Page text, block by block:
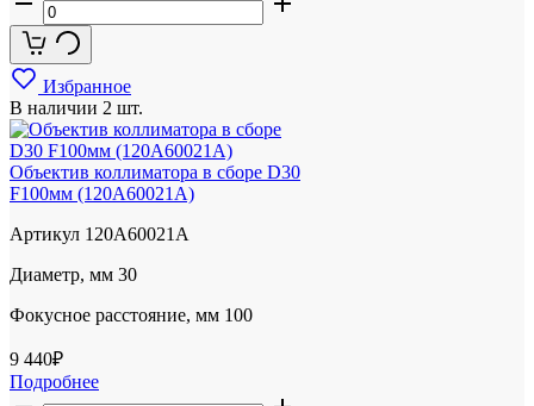
Избранное
В наличии 2 шт.
Объектив коллиматора в сборе D30
F100мм (120A60021A)
Артикул 120A60021A
Диаметр, мм 30
Фокусное расстояние, мм 100
9 440₽
Подробнее